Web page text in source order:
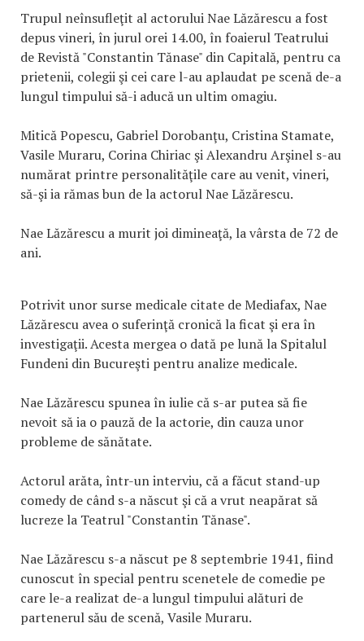
Trupul neînsufleţit al actorului Nae Lăzărescu a fost
depus vineri, în jurul orei 14.00, în foaierul Teatrului
de Revistă "Constantin Tănase" din Capitală, pentru ca
prietenii, colegii şi cei care l-au aplaudat pe scenă de-a
lungul timpului să-i aducă un ultim omagiu.
Mitică Popescu, Gabriel Dorobanţu, Cristina Stamate,
Vasile Muraru, Corina Chiriac şi Alexandru Arşinel s-au
numărat printre personalităţile care au venit, vineri,
să-şi ia rămas bun de la actorul Nae Lăzărescu.
Nae Lăzărescu a murit joi dimineaţă, la vârsta de 72 de
ani.
Potrivit unor surse medicale citate de Mediafax, Nae
Lăzărescu avea o suferinţă cronică la ficat şi era în
investigaţii. Acesta mergea o dată pe lună la Spitalul
Fundeni din Bucureşti pentru analize medicale.
Nae Lăzărescu spunea în iulie că s-ar putea să fie
nevoit să ia o pauză de la actorie, din cauza unor
probleme de sănătate.
Actorul arăta, într-un interviu, că a făcut stand-up
comedy de când s-a născut şi că a vrut neapărat să
lucreze la Teatrul "Constantin Tănase".
Nae Lăzărescu s-a născut pe 8 septembrie 1941, fiind
cunoscut în special pentru scenetele de comedie pe
care le-a realizat de-a lungul timpului alături de
partenerul său de scenă, Vasile Muraru.